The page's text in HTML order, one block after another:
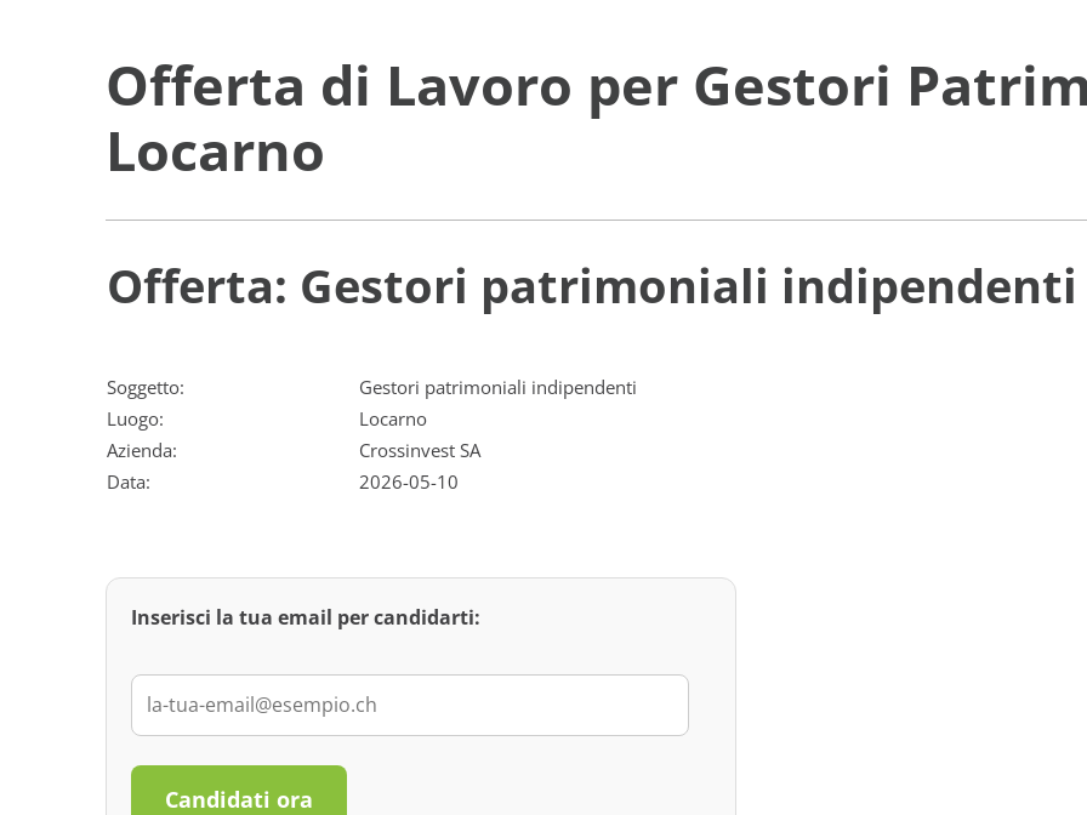
Offerta di Lavoro per Gestori
Locarno
Offerta: Gestori patrimoniali indipendenti
Soggetto:
Gestori patrimoniali indipendenti
Luogo:
Locarno
Azienda:
Crossinvest SA
Data:
2026-05-10
Inserisci la tua email per candidarti:
Candidati ora